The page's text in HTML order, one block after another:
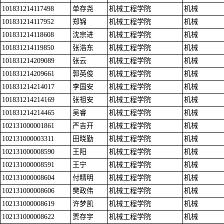
101831214117498
单存尧 机械工程学院
机械
101831214117952
郑锦 机械工程学院
机械
101831214118608
沈宗进 机械工程学院
机械
101831214119850
张浩东 机械工程学院
机械
101831214209089
张云 机械工程学院
机械
101831214209661
郭英俊 机械工程学院
机械
101831214214017
李国安 机械工程学院
机械
101831214214169
张祖安 机械工程学院
机械
101831214214465
吴睿 机械工程学院
机械
102131000001861
严吉开 机械工程学院
机械
102131000003311
田晓勤 机械工程学院
机械
102131000008590
王阳 机械工程学院
机械
102131000008591
王宁 机械工程学院
机械
102131000008604
付精明 机械工程学院
机械
102131000008606
樊政伟 机械工程学院
机械
102131000008619
许梦凯 机械工程学院
机械
102131000008622
贾存宇 机械工程学院
机械